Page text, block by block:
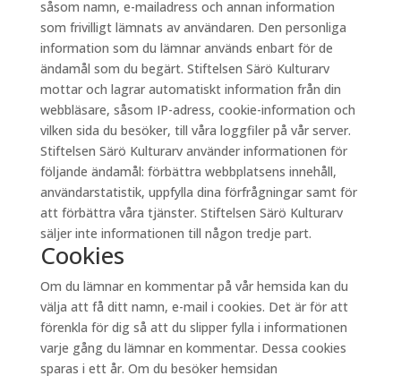
såsom namn, e-mailadress och annan information
som frivilligt lämnats av användaren. Den personliga
information som du lämnar används enbart för de
ändamål som du begärt. Stiftelsen Särö Kulturarv
mottar och lagrar automatiskt information från din
webbläsare, såsom IP-adress, cookie-information och
vilken sida du besöker, till våra loggfiler på vår server.
Stiftelsen Särö Kulturarv använder informationen för
följande ändamål: förbättra webbplatsens innehåll,
användarstatistik, uppfylla dina förfrågningar samt för
att förbättra våra tjänster. Stiftelsen Särö Kulturarv
säljer inte informationen till någon tredje part.
Cookies
Om du lämnar en kommentar på vår hemsida kan du
välja att få ditt namn, e-mail i cookies. Det är för att
förenkla för dig så att du slipper fylla i informationen
varje gång du lämnar en kommentar. Dessa cookies
sparas i ett år. Om du besöker hemsidan